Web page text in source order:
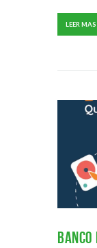
LEER MAS